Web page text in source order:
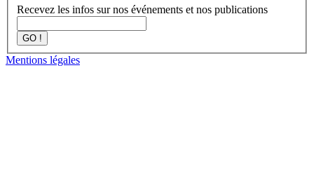
Recevez les infos sur nos événements et nos publications
GO !
Mentions légales